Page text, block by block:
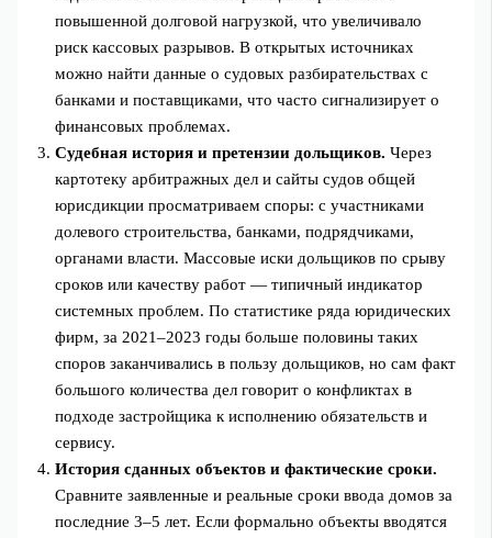
повышенной долговой нагрузкой, что увеличивало
риск кассовых разрывов. В открытых источниках
можно найти данные о судовых разбирательствах с
банками и поставщиками, что часто сигнализирует о
финансовых проблемах.
Судебная история и претензии дольщиков. Через
картотеку арбитражных дел и сайты судов общей
юрисдикции просматриваем споры: с участниками
долевого строительства, банками, подрядчиками,
органами власти. Массовые иски дольщиков по срыву
сроков или качеству работ — типичный индикатор
системных проблем. По статистике ряда юридических
фирм, за 2021–2023 годы больше половины таких
споров заканчивались в пользу дольщиков, но сам факт
большого количества дел говорит о конфликтах в
подходе застройщика к исполнению обязательств и
сервису.
История сданных объектов и фактические сроки.
Сравните заявленные и реальные сроки ввода домов за
последние 3–5 лет. Если формально объекты вводятся